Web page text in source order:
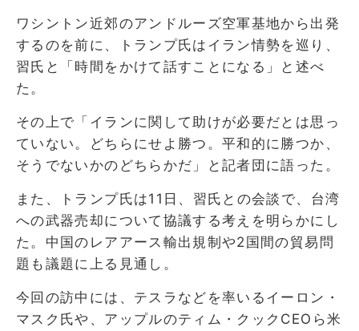
ワシントン近郊のアンドルーズ空軍基地から出発
するのを前に、トランプ氏はイラン情勢を巡り、
習氏と「時間をかけて話すことになる」と述べ
た。
その上で「イランに関して助けが必要だとは思っ
ていない。どちらにせよ勝つ。平和的に勝つか、
そうでないかのどちらかだ」と記者団に語った。
また、トランプ氏は11日、習氏との会談で、台湾
への武器売却について協議する考えを明らかにし
た。中国のレアアース輸出規制や2国間の貿易問
題も議題に上る見通し。
今回の訪中には、テスラなどを率いるイーロン・
マスク氏や、アップルのティム・クックCEOら米